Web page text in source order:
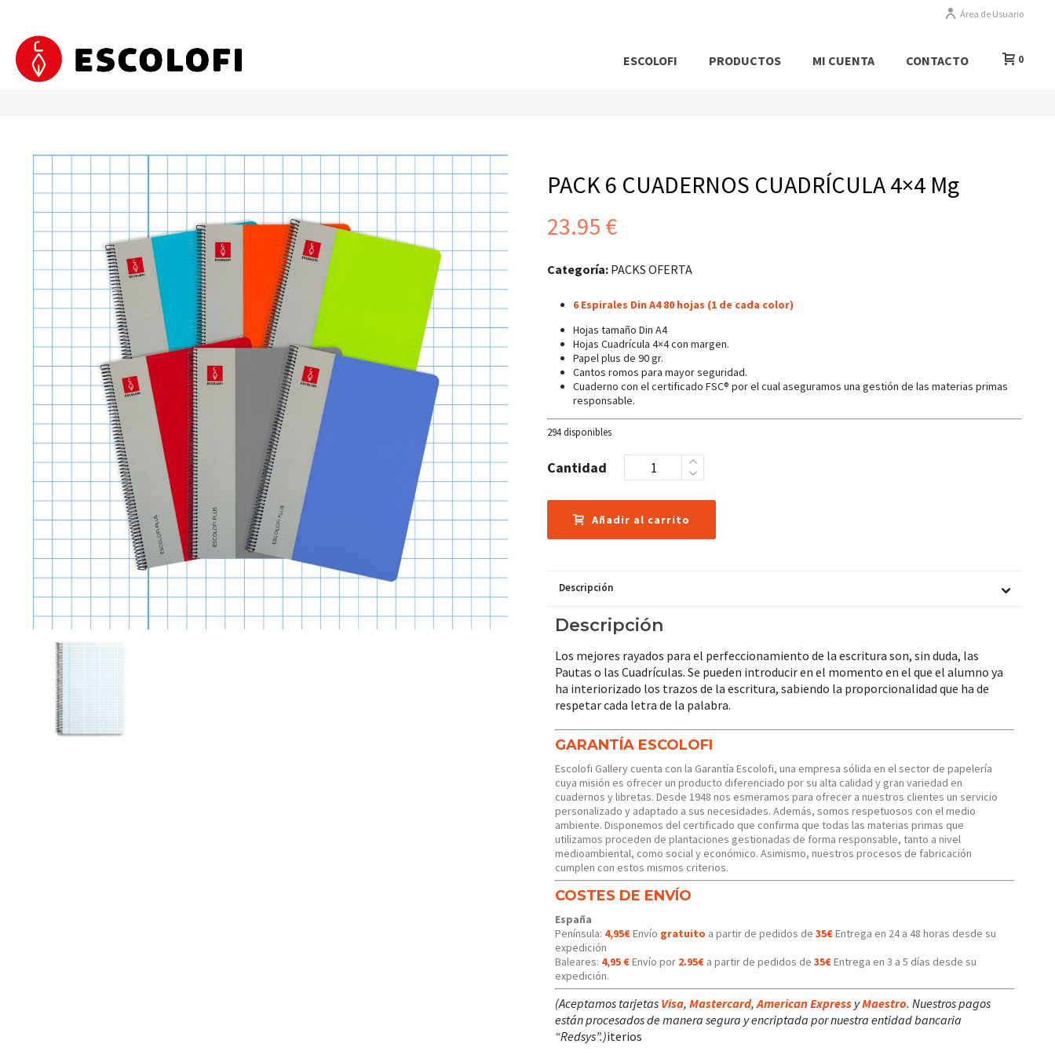
Área de Usuario
ESCOLOFI PRODUCTOS MI CUENTA CONTACTO 0
PACK 6 CUADERNOS CUADRÍCULA 4×4 Mg
23.95 €
Categoría: PACKS OFERTA
6 Espirales Din A4 80 hojas (1 de cada color)
Hojas tamaño Din A4
Hojas Cuadrícula 4×4 con margen.
Papel plus de 90 gr.
Cantos romos para mayor seguridad.
Cuaderno con el certificado FSC® por el cual aseguramos una gestión de las materias primas
responsable.
294 disponibles
Cantidad
Añadir al carrito
Descripción
Descripción
Los mejores rayados para el perfeccionamiento de la escritura son, sin duda, las
Pautas o las Cuadrículas. Se pueden introducir en el momento en el que el alumno ya
ha interiorizado los trazos de la escritura, sabiendo la proporcionalidad que ha de
respetar cada letra de la palabra.
GARANTÍA ESCOLOFI
Escolofi Gallery cuenta con la Garantía Escolofi, una empresa sólida en el sector de papelería
cuya misión es ofrecer un producto diferenciado por su alta calidad y gran variedad en
cuadernos y libretas. Desde 1948 nos esmeramos para ofrecer a nuestros clientes un servicio
personalizado y adaptado a sus necesidades. Además, somos respetuosos con el medio
ambiente. Disponemos del certificado que confirma que todas las materias primas que
utilizamos proceden de plantaciones gestionadas de forma responsable, tanto a nivel
medioambiental, como social y económico. Asimismo, nuestros procesos de fabricación
cumplen con estos mismos criterios.
COSTES DE ENVÍO
España
Península: 4,95€Envío gratuito a partir de pedidos de 35€Entrega en 24 a 48 horas desde su
expedición
Baleares: 4,95 €Envío por 2.95€ a partir de pedidos de 35€Entrega en 3 a 5 días desde su
expedición.
(Aceptamos tarjetas Visa,Mastercard,American Express yMaestro. Nuestros pagos
están procesados de manera segura y encriptada por nuestra entidad bancaria
“Redsys”.)iterios